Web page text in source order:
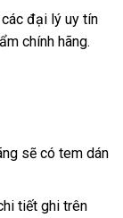
đại lý uy tín
chính hãng.
sẽ có tem dán
tiết ghi trên